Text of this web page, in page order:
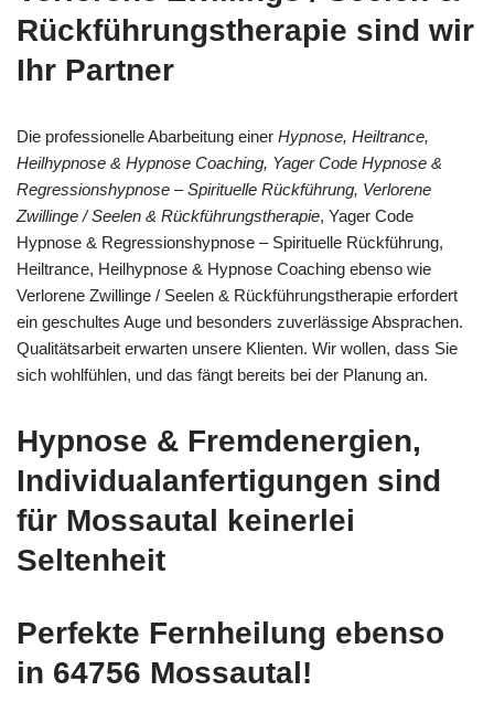
Rückführungstherapie sind wir
Ihr Partner
Die professionelle Abarbeitung einer Hypnose, Heiltrance,
Heilhypnose & Hypnose Coaching, Yager Code Hypnose &
Regressionshypnose – Spirituelle Rückführung, Verlorene
Zwillinge / Seelen & Rückführungstherapie, Yager Code
Hypnose & Regressionshypnose – Spirituelle Rückführung,
Heiltrance, Heilhypnose & Hypnose Coaching ebenso wie
Verlorene Zwillinge / Seelen & Rückführungstherapie erfordert
ein geschultes Auge und besonders zuverlässige Absprachen.
Qualitätsarbeit erwarten unsere Klienten. Wir wollen, dass Sie
sich wohlfühlen, und das fängt bereits bei der Planung an.
Hypnose & Fremdenergien,
Individualanfertigungen sind
für Mossautal keinerlei
Seltenheit
Perfekte Fernheilung ebenso
in 64756 Mossautal!